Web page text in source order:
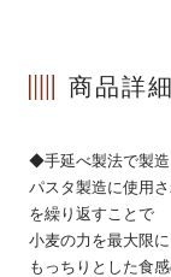
商品一覧
マイページ
よくあるご質問
商品詳細
◆手延べ製法で製造
パスタ製造に使用
を繰り返すことで
小麦の力を最大限に
もっちりとした食